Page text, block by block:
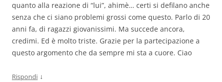
quanto alla reazione di “lui”, ahimè… certi si defilano anche
senza che ci siano problemi grossi come questo. Parlo di 20
anni fa, di ragazzi giovanissimi. Ma succede ancora,
credimi. Ed è molto triste. Grazie per la partecipazione a
questo argomento che da sempre mi sta a cuore. Ciao
Rispondi ↓